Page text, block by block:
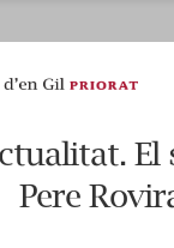
El
Pere